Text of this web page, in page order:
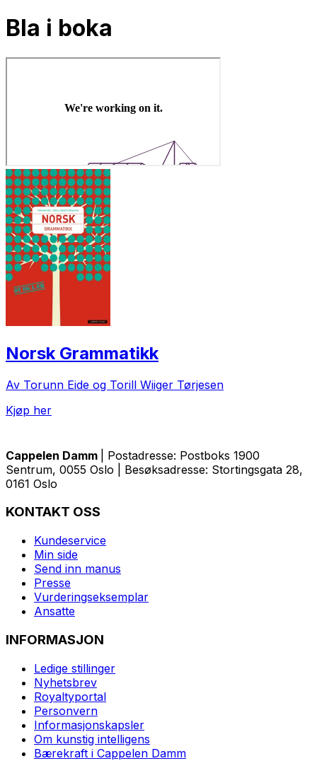
Bla i boka
Norsk Grammatikk
Av Torunn Eide og Torill Wiiger Tørjesen
Kjøp her
Cappelen Damm
| Postadresse: Postboks 1900
Sentrum, 0055 Oslo | Besøksadresse: Stortingsgata 28,
0161 Oslo
KONTAKT OSS
Kundeservice
Min side
Send inn manus
Presse
Vurderingseksemplar
Ansatte
INFORMASJON
Ledige stillinger
Nyhetsbrev
Royaltyportal
Personvern
Informasjonskapsler
Om kunstig intelligens
Bærekraft i Cappelen Damm